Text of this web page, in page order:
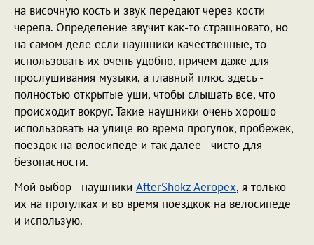
на височную кость и звук передают через кости
черепа. Определение звучит как-то страшновато, но
на самом деле если наушники качественные, то
использовать их очень удобно, причем даже для
прослушивания музыки, а главный плюс здесь -
полностью открытые уши, чтобы слышать все, что
происходит вокруг. Такие наушники очень хорошо
использовать на улице во время прогулок, пробежек,
поездок на велосипеде и так далее - чисто для
безопасности.
Мой выбор - наушники AfterShokz Aeropex, я только
их на прогулках и во время поездкок на велосипеде
и использую.